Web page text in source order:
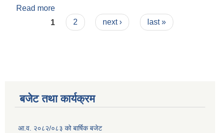
Read more
Pages
1 2 next › last »
बजेट तथा कार्यक्रम
आ.व. २०८२/०८३ को बार्षिक बजेट